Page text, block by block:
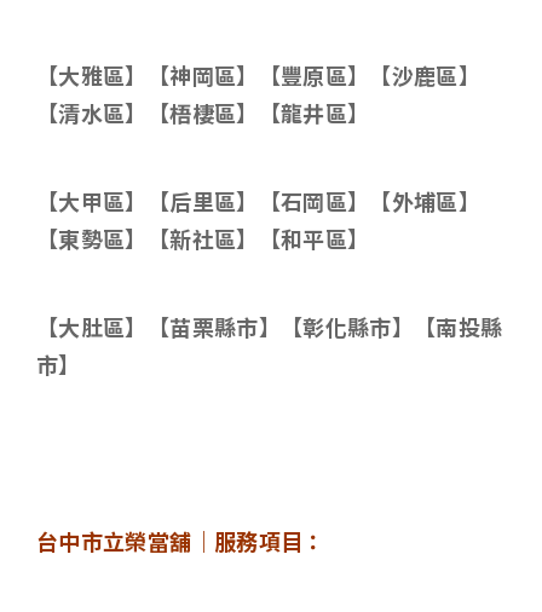
【大雅區】【神岡區】【豐原區】【沙鹿區】
【清水區】【梧棲區】【龍井區】
【大甲區】【后里區】【石岡區】【外埔區】
【東勢區】【新社區】【和平區】
【大肚區】【苗栗縣市】【彰化縣市】【南投縣
市】
台中市立榮當舖｜服務項目：